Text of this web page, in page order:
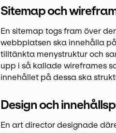
Sitemap och
En sitemap togs fram över
webbplatsen ska innehålla
tilltänkta menystruktur och
upp i så kallade wireframes
innehållet på dessa ska
Design och
En art director designade